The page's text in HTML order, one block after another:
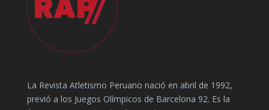
La Revista Atletismo Peruano nació en abril de 1992,
previó a los Juegos Olímpicos de Barcelona 92. Es la